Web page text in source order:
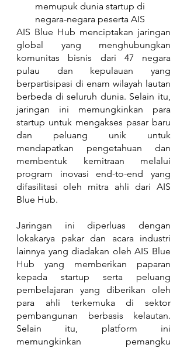
memupuk dunia startup di
negara-negara peserta AIS
AIS Blue Hub menciptakan jaringan
global yang menghubungkan
komunitas bisnis dari 47 negara
pulau dan kepulauan yang
berpartisipasi di enam wilayah lautan
berbeda di seluruh dunia. Selain itu,
jaringan ini memungkinkan para
startup untuk mengakses pasar baru
dan peluang unik untuk
mendapatkan pengetahuan dan
membentuk kemitraan melalui
program inovasi end-to-end yang
difasilitasi oleh mitra ahli dari AIS
Blue Hub.
Jaringan ini diperluas dengan
lokakarya pakar dan acara industri
lainnya yang diadakan oleh AIS Blue
Hub yang memberikan paparan
kepada startup serta peluang
pembelajaran yang diberikan oleh
para ahli terkemuka di sektor
pembangunan berbasis kelautan.
Selain itu, platform ini
memungkinkan pemangku